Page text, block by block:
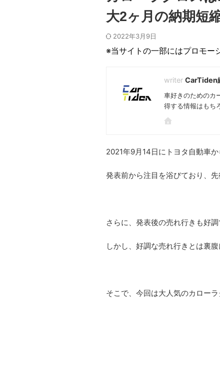
大2ヶ月の納期短
2022年3月9日
※当サイトの一部にはプロモー
CarTiden
車好きのためのカ
得する情報はもち
2021年9月14日にトヨタ自動車
発表前から注目を浴びており、
さらに、発表後の売れ行きも好調
しかし、好調な売れ行きとは裏
そこで、今回は大人気のカロー